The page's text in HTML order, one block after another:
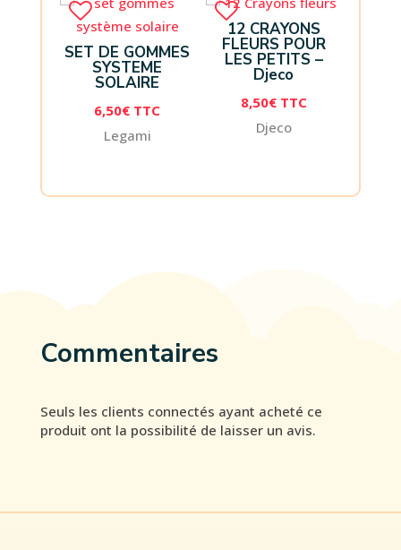
SET DE GOMMES
SYSTEME
SOLAIRE
6,50€ TTC
Legami
12 CRAYONS
FLEURS POUR
LES PETITS –
Djeco
8,50€ TTC
Djeco
Commentaires
Seuls les clients connectés ayant acheté ce
produit ont la possibilité de laisser un avis.